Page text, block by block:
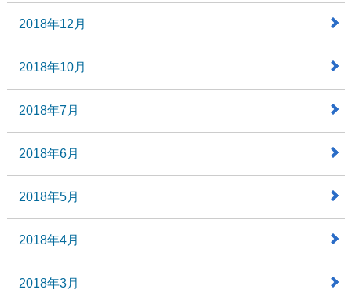
2018年12月
2018年10月
2018年7月
2018年6月
2018年5月
2018年4月
2018年3月